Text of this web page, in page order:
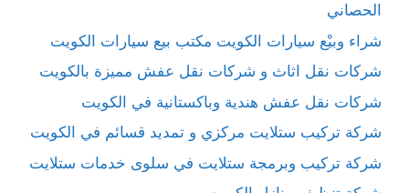
الحصاني
شراء وبيْع سيارات الكويت مكتب بيع سيارات الكويت
شركات نقل اثاث و شركات نقل عفش مميزة بالكويت
شركات نقل عفش هندية وباكستانية في الكويت
شركة تركيب ستلايت مركزي و تمديد قسائم في الكويت
شركة تركيب وبرمجة ستلايت في سلوى خدمات ستلايت